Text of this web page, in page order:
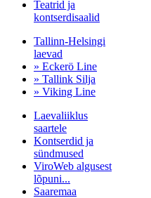
Teatrid ja
kontserdisaalid
Tallinn-Helsingi
laevad
» Eckerö Line
» Tallink Silja
» Viking Line
Laevaliiklus
saartele
Kontserdid ja
sündmused
ViroWeb algusest
lõpuni...
Saaremaa